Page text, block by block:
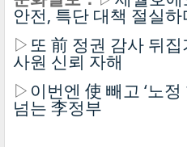
안전, 특단 대책 절실하
▷또 前 정권 감사 뒤
사원 신뢰 자해
▷ 이번엔 使 빼고 ‘노
넘는 李정부